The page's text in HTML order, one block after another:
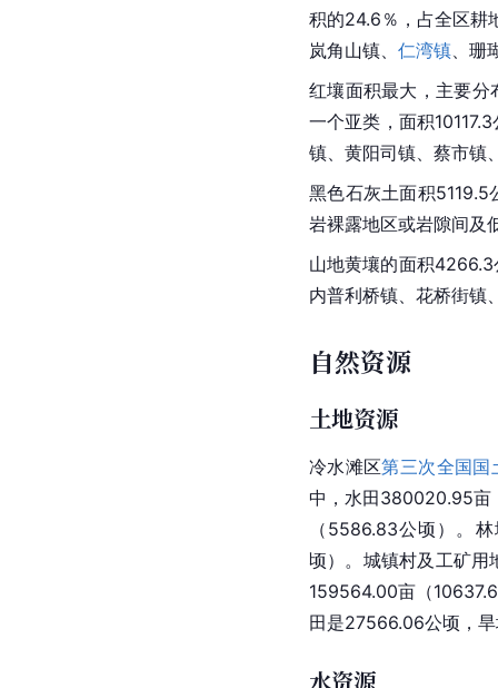
积的24.6％，占全区耕
岚角山镇、 仁湾镇 、珊
红壤面积最大，主要
一个亚类，面积
镇、黄阳司镇、蔡市镇
黑色石灰土面积
岩裸露地区或岩隙间及
山地黄壤的面积
内普利桥镇、花桥街镇
自然资源
土地资源
冷水滩区第三次全国国
中，水田380020.95亩
（5586.83公顷）。
顷）。城镇村及工矿
159564.00亩（
田是27566.06公顷，
水资源